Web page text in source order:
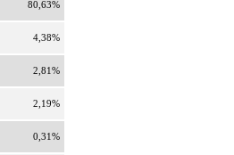
80,63%
4,38%
2,81%
2,19%
0,31%